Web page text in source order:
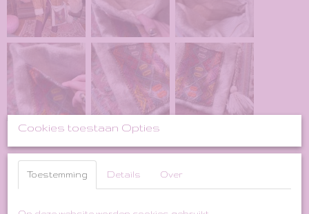
Cookies toestaan Opties
Toestemming Details Over